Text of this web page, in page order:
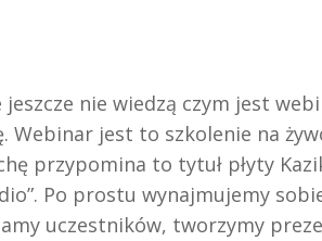
nie wiedzą czym jest
Webinar jest to szkolenie na
przypomina to tytuł płyty
Po prostu wynajmujemy
uczestników, tworzymy